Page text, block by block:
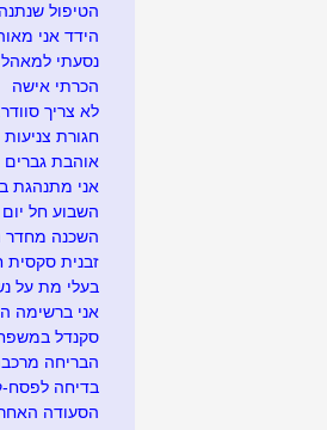
הטיפול
הידד אני
נסעתי למאהל
הכרתי אישה
לא צריך
חגורת צניעות
אוהבת גברים
אני מתנהגת
השבוע חל
השכנה מחדר
זבנית סקסית
בעלי מת על
אני ברשימה
סקנדל
הבריחה
בדיחה לפסח-
הסעודה